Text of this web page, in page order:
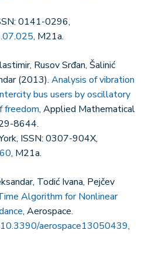
0141-0296,
, M21a.
Rusov Srđan, Šalinić
(2013). Analysis of vibration
bus users by oscillatory
freedom, Applied Mathematical
8644.
ISSN: 0307-904X,
, M21a.
Todić Ivana, Pejčev
Algorithm for Nonlinear
, Aerospace.
10.3390/aerospace13050439,